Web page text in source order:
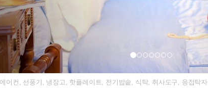
어컨, 선풍기, 냉장고, 핫플레이트, 전기밥솥, 식탁, 취사도구, 응접탁자